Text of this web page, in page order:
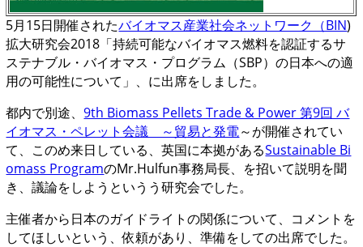
5月15日開催されたバイオマス産業社会ネットワーク（BIN)
拡大研究会2018「持続可能なバイオマス燃料を認証するサ
ステナブル・バイオマス・プログラム（SBP）の日本への適
用の可能性について」、に出席をしました。
都内で別途、9th Biomass Pellets Trade & Power 第9回 バ
イオマス・ペレット会議 ～貿易と発電～が開催されてい
て、このめ来日している、英国に本拠があるSustainable Bi
omass ProgramのMr.Hulfun事務局長、を招いて説明を聞
き、議論をしようというう研究会でした。
主催者から日本のガイドライトの関係について、コメントを
してほしいという、依頼があり、準備をしての出席でした。